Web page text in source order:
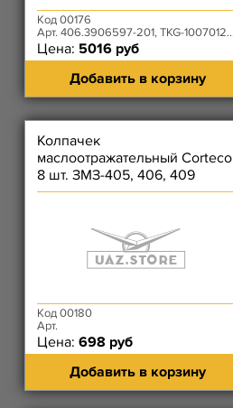
Код 00176
Арт. 406.3906597-201, TKG-1007012-53
Цена: 5016 руб
Добавить в корзину
Колпачек
маслоотражательный Corteco
8 шт. ЗМЗ-405, 406, 409
Код 00180
Арт.
Цена: 698 руб
Добавить в корзину